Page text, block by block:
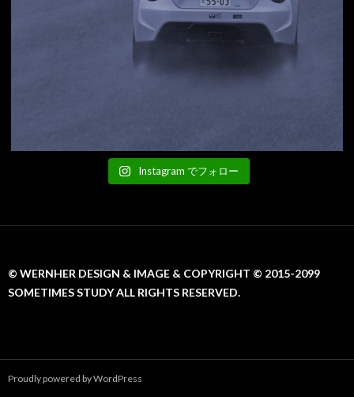
Instagram でフォロー
© WERNHER DESIGN & IMAGE & COPYRIGHT © 2015-2099
SOMETIMES STUDY ALL RIGHTS RESERVED.
Proudly powered by WordPress